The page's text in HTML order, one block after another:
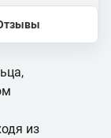
из